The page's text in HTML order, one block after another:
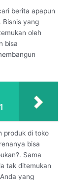
berita apapun
Bisnis yang
oleh
bisa
produk di toko
bisa
Sama
tak ditemukan
yang